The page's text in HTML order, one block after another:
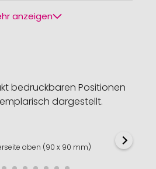
anzeigen
bedruckbaren Positionen
dargestellt.
oben (90 x 90 mm)